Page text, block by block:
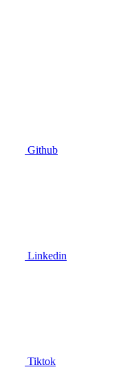
Github
Linkedin
Tiktok